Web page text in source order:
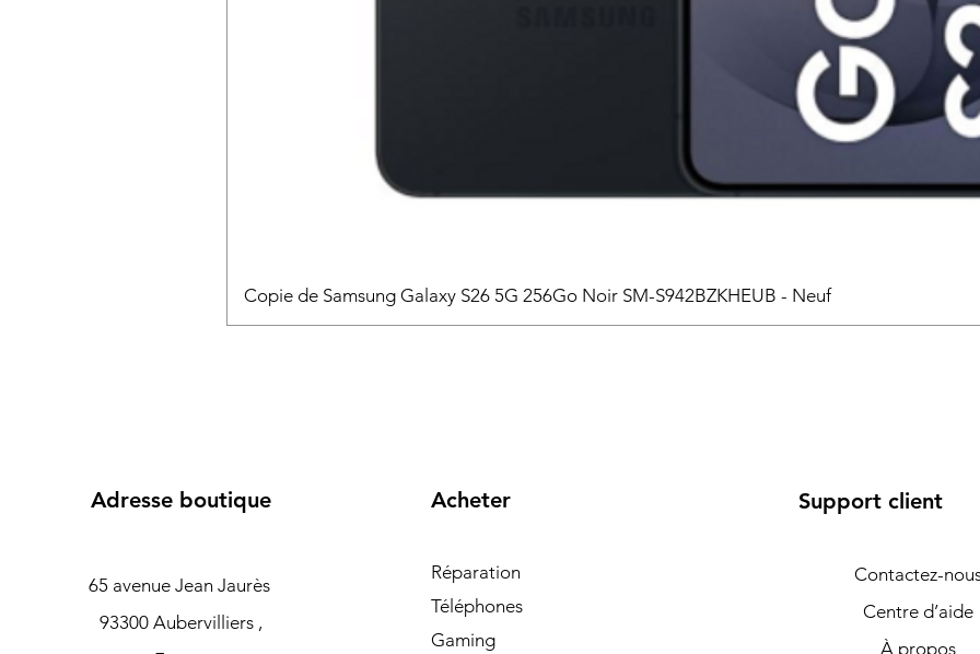
Copie de Samsung Galaxy S26 5G 256Go Noir SM-S942BZKHEUB - Neuf
Adresse boutique
65 avenue Jean Jaurès
93300 Aubervilliers ,
Acheter
Réparation
Téléphones
Gaming
Support client
Contactez-
Centre d’aide
À propos